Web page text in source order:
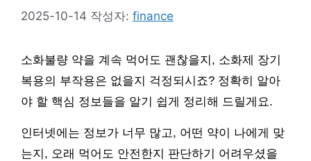
2025-10-14 작성자: finance
소화불량 약을 계속 먹어도 괜찮을지, 소화제 장기
복용의 부작용은 없을지 걱정되시죠? 정확히 알아
야 할 핵심 정보들을 알기 쉽게 정리해 드릴게요.
인터넷에는 정보가 너무 많고, 어떤 약이 나에게 맞
는지, 오래 먹어도 안전한지 판단하기 어려우셨을